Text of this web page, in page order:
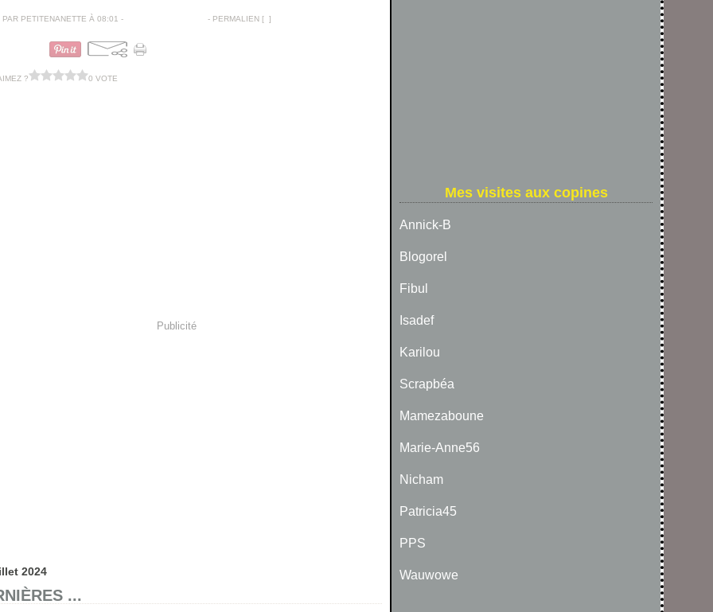
PAR PETITENANETTE À 08:01 - - PERMALIEN [# ]
? 0 VOTE
Publicité
2024
...
Mes visites aux copines
Annick-B
Blogorel
Fibul
Isadef
Karilou
Scrapbéa
Mamezaboune
Marie-Anne56
Nicham
Patricia45
PPS
Wauwowe